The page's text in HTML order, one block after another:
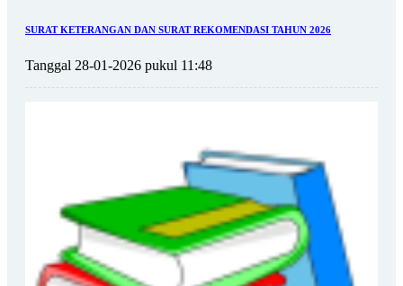
SURAT KETERANGAN DAN SURAT REKOMENDASI TAHUN 2026
Tanggal 28-01-2026 pukul 11:48